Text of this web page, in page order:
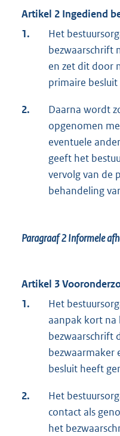
Artikel 2 Ingediend
1.
Het
bezwaarschrift
en zet dit door
primaire
2.
Daarna wordt
opgenomen
eventuele
geeft het
vervolg van de
behandeling
Paragraaf 2Informele
Artikel 3
1.
Het
aanpak kort
bezwaarschrift
bezwaarmaker
besluit heeft
2.
Het
contact als
het